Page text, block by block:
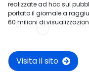
realizzate ad hoc sul
portato il giornale a
60 milioni di
Visita il sito